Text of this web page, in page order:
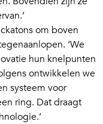
om boven
‘We
hun knelpunten
ontwikkelen we
systeem voor
ring. Dat draagt